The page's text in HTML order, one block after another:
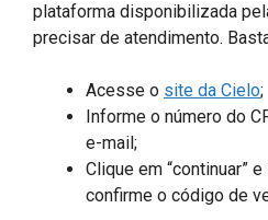
plataforma disponibilizada
precisar de atendimento.
Acesse o site da Cielo;
Informe o número do
e-mail;
Clique em “continuar”
confirme o código de